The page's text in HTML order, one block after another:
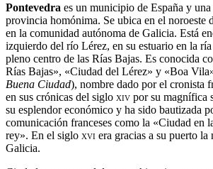
Pontevedra es un municipio de España y
provincia homónima.​​​ Se ubica en el noroeste
en la comunidad autónoma de Galicia. Está
izquierdo del río Lérez, en su estuario en la
pleno centro de las Rías Bajas. Es conocida
Rías Bajas»,​​​​​​ «Ciudad del Lérez»​ y «Boa
Buena Ciudad), nombre dado por el cronista
en sus crónicas del siglo xiv por su magnífica
su esplendor económico​​ y ha sido bautizada
comunicación franceses como la «Ciudad en
rey».​​​​ En el siglo xvi era gracias a su puerto
Galicia.​​​​​